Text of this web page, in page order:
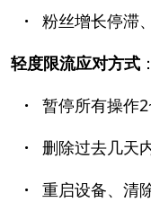
·
粉丝增长停滞
轻度限流应对方式 ：
·
暂停所有操作
·
删除过去几天
·
重启设备、清